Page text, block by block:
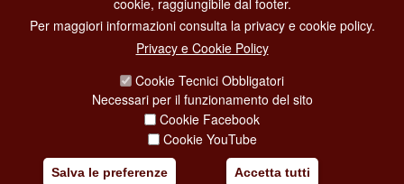
CONTACT CENTER TEL. 06 06 08
CONTATTA LA REDAZIONE
SOCIAL MEDIA POLICY
cookie, raggiungibile dal footer.
Per maggiori informazioni consulta la privacy e cookie policy.
Privacy e Cookie Policy
Cookie Tecnici Obbligatori
Necessari per il funzionamento del sito
Cookie Facebook
Cookie YouTube
Salva le preferenze Accetta tutti